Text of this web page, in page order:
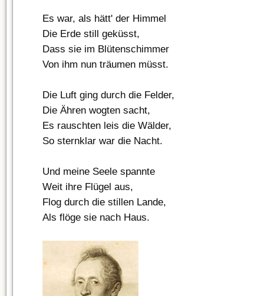
Es war, als hätt' der Himmel
Die Erde still geküsst,
Dass sie im Blütenschimmer
Von ihm nun träumen müsst.
Die Luft ging durch die Felder,
Die Ähren wogten sacht,
Es rauschten leis die Wälder,
So sternklar war die Nacht.
Und meine Seele spannte
Weit ihre Flügel aus,
Flog durch die stillen Lande,
Als flöge sie nach Haus.